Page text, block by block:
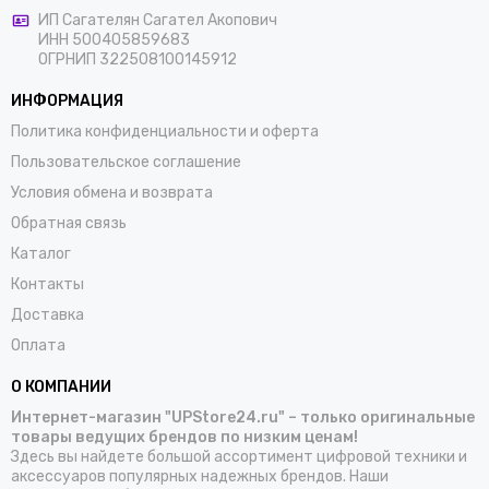
ИП Сагателян Сагател Акопович
ИНН 500405859683
ОГРНИП 322508100145912
ИНФОРМАЦИЯ
Политика конфиденциальности и оферта
Пользовательское соглашение
Условия обмена и возврата
Обратная связь
Каталог
Контакты
Доставка
Оплата
О КОМПАНИИ
Интернет-магазин "UPStore24.ru" – только оригинальные
товары ведущих брендов по низким ценам!
Здесь вы найдете большой ассортимент цифровой техники и
аксессуаров популярных надежных брендов. Наши